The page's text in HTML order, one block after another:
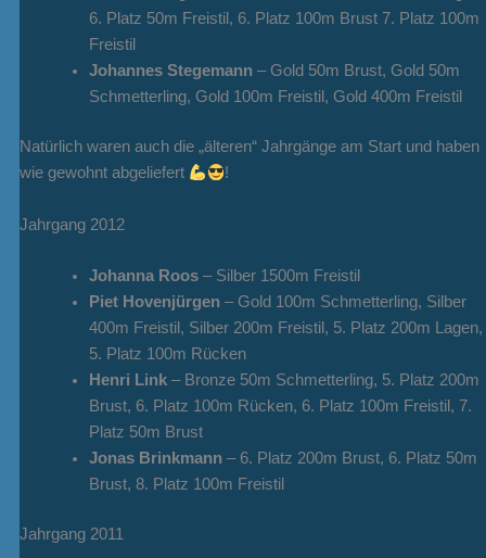
6. Platz 50m Freistil, 6. Platz 100m Brust 7. Platz 100m
Freistil
Johannes Stegemann– Gold 50m Brust, Gold 50m
Schmetterling, Gold 100m Freistil, Gold 400m Freistil
Natürlich waren auch die „älteren“ Jahrgänge am Start und haben
wie gewohnt abgeliefert
!
Jahrgang 2012
Johanna Roos– Silber 1500m Freistil
Piet Hovenjürgen– Gold 100m Schmetterling, Silber
400m Freistil, Silber 200m Freistil, 5. Platz 200m Lagen,
5. Platz 100m Rücken
Henri Link– Bronze 50m Schmetterling, 5. Platz 200m
Brust, 6. Platz 100m Rücken, 6. Platz 100m Freistil, 7.
Platz 50m Brust
Jonas Brinkmann– 6. Platz 200m Brust, 6. Platz 50m
Brust, 8. Platz 100m Freistil
Jahrgang 2011